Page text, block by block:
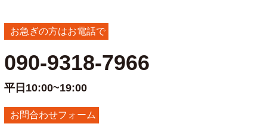
お急ぎの方はお電話で
090-9318-7966
平日10:00~19:00
お問合わせフォーム